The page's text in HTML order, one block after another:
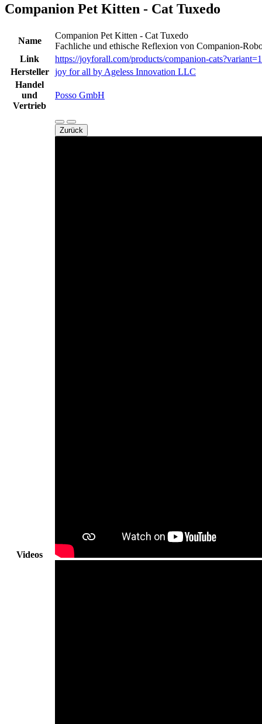
Companion Pet Kitten - Cat Tuxedo
Name
Companion Pet Kitten - Cat Tuxedo
Fachliche und ethische Reflexion von Companion-
Link
https://joyforall.com/products/companion-
Hersteller
joy for all by Ageless Innovation LLC
Handel
und
Vertrieb
Posso GmbH
Videos
Zurück